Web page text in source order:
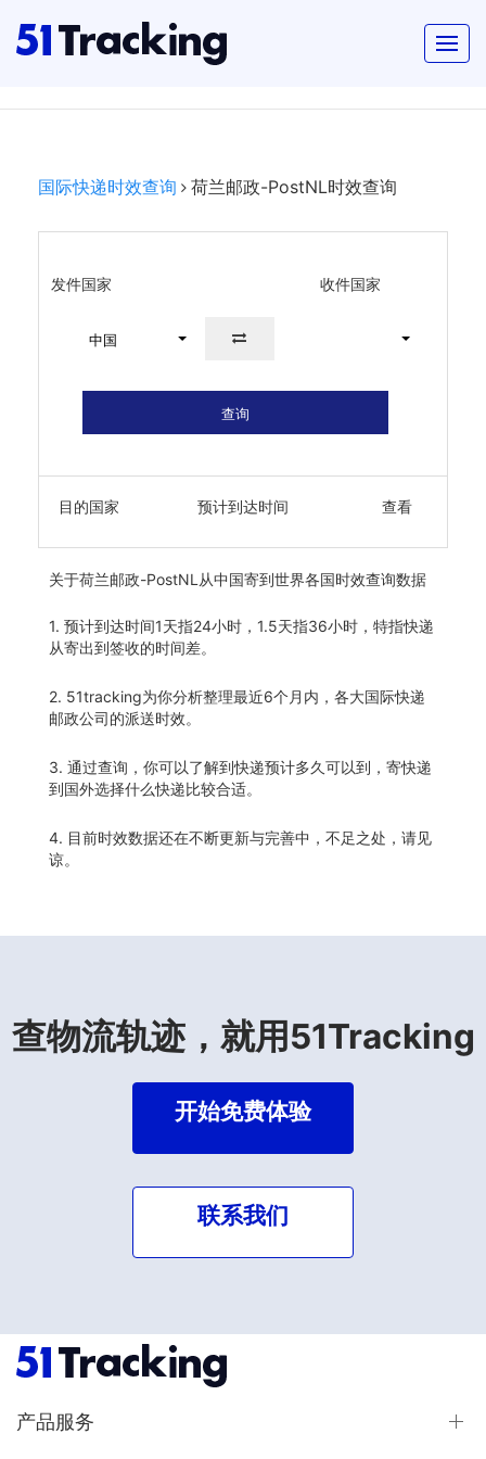
国际快递时效查询 荷兰邮政-PostNL时效查询
发件国家 收件国家
中国
查询
目的国家 预计到达时间 查看
关于荷兰邮政-PostNL从中国寄到世界各国时效查询数据
1. 预计到达时间1天指24小时，1.5天指36小时，特指快递
从寄出到签收的时间差。
2. 51tracking为你分析整理最近6个月内，各大国际快递
邮政公司的派送时效。
3. 通过查询，你可以了解到快递预计多久可以到，寄快递
到国外选择什么快递比较合适。
4. 目前时效数据还在不断更新与完善中，不足之处，请见
谅。
查物流轨迹，就用51Tracking
开始免费体验
联系我们
产品服务